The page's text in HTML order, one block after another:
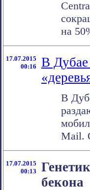
на
17.07.2015
00:16
В
В
Mail.
17.07.2015
00:13
бекона